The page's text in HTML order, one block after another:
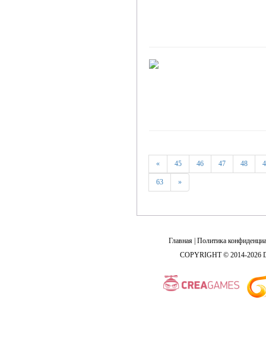
« 45 46 47 48
63 »
Главная Политика
COPYRIGHT © 2014-2026